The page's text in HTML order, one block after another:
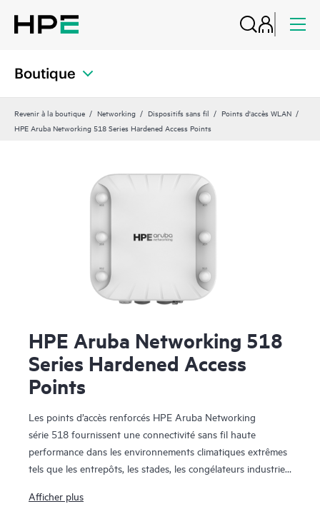
Boutique
Revenir à la boutique Networking Dispositifs sans fil
Points d'accès WLAN
HPE Aruba Networking 518 Series Hardened Access Points
HPE Aruba Networking 518
Series Hardened Access
Points
Les points d’accès renforcés HPE Aruba Networking
série 518 fournissent une connectivité sans fil haute
performance dans les environnements climatiques extrêmes
tels que les entrepôts, les stades, les congélateurs industriels
Fi 6, les commutateurs HPE Aruba Networking série 518
Afficher plus